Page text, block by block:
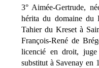
3° Aimée-Gertrude,
hérita du domaine
Tahier du Kreset à
François-René de
licencié en droit,
substitut à Savenay en